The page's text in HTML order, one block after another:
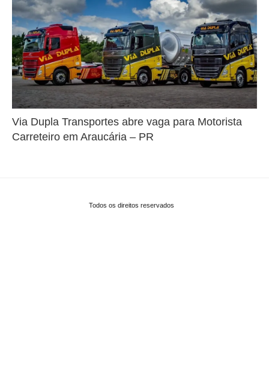
Via Dupla Transportes abre vaga para Motorista
Carreteiro em Araucária – PR
Todos os direitos reservados